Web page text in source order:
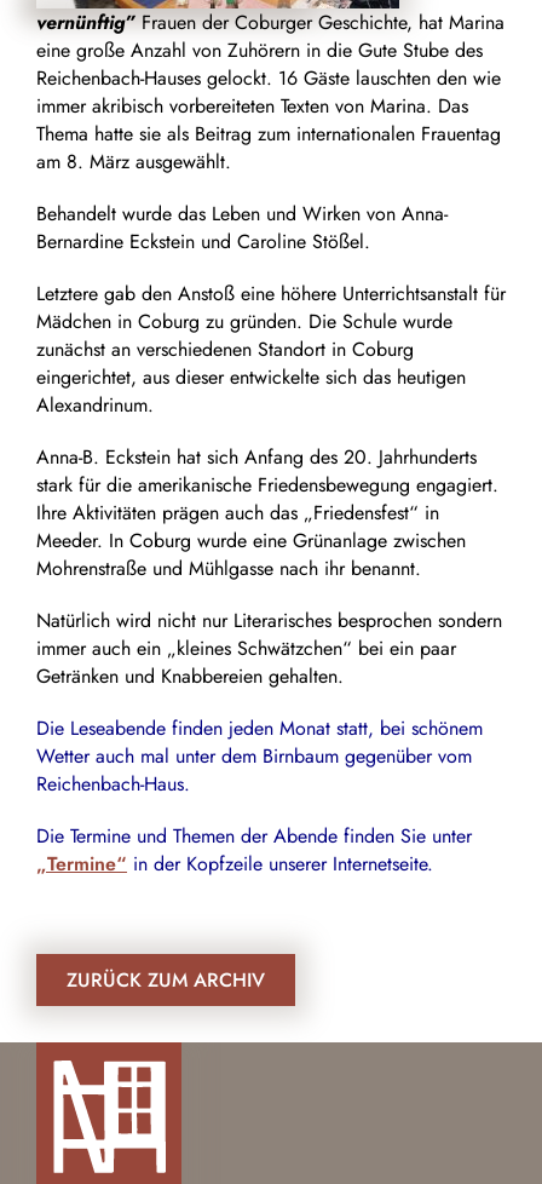
vernünftig”Frauen der Coburger Geschichte, hat Marina
eine große Anzahl von Zuhörern in die Gute Stube des
Reichenbach-Hauses gelockt. 16 Gäste lauschten den wie
immer akribisch vorbereiteten Texten von Marina. Das
Thema hatte sie als Beitrag zum internationalen Frauentag
am 8. März ausgewählt.
Behandelt wurde das Leben und Wirken von Anna-
Bernardine Eckstein und Caroline Stößel.
Letztere gab den Anstoß eine höhere Unterrichtsanstalt für
Mädchen in Coburg zu gründen. Die Schule wurde
zunächst an verschiedenen Standort in Coburg
eingerichtet, aus dieser entwickelte sich das heutigen
Alexandrinum.
Anna-B. Eckstein hat sich Anfang des 20. Jahrhunderts
stark für die amerikanische Friedensbewegung engagiert.
Ihre Aktivitäten prägen auch das „Friedensfest“ in
Meeder. In Coburg wurde eine Grünanlage zwischen
Mohrenstraße und Mühlgasse nach ihr benannt.
Natürlich wird nicht nur Literarisches besprochen sondern
immer auch ein „kleines Schwätzchen“ bei ein paar
Getränken und Knabbereien gehalten.
Die Leseabende finden jeden Monat statt, bei schönem
Wetter auch mal unter dem Birnbaum gegenüber vom
Reichenbach-Haus.
Die Termine und Themen der Abende finden Sie unter
„Termine“ in der Kopfzeile unserer Internetseite.
ZURÜCK ZUM ARCHIV